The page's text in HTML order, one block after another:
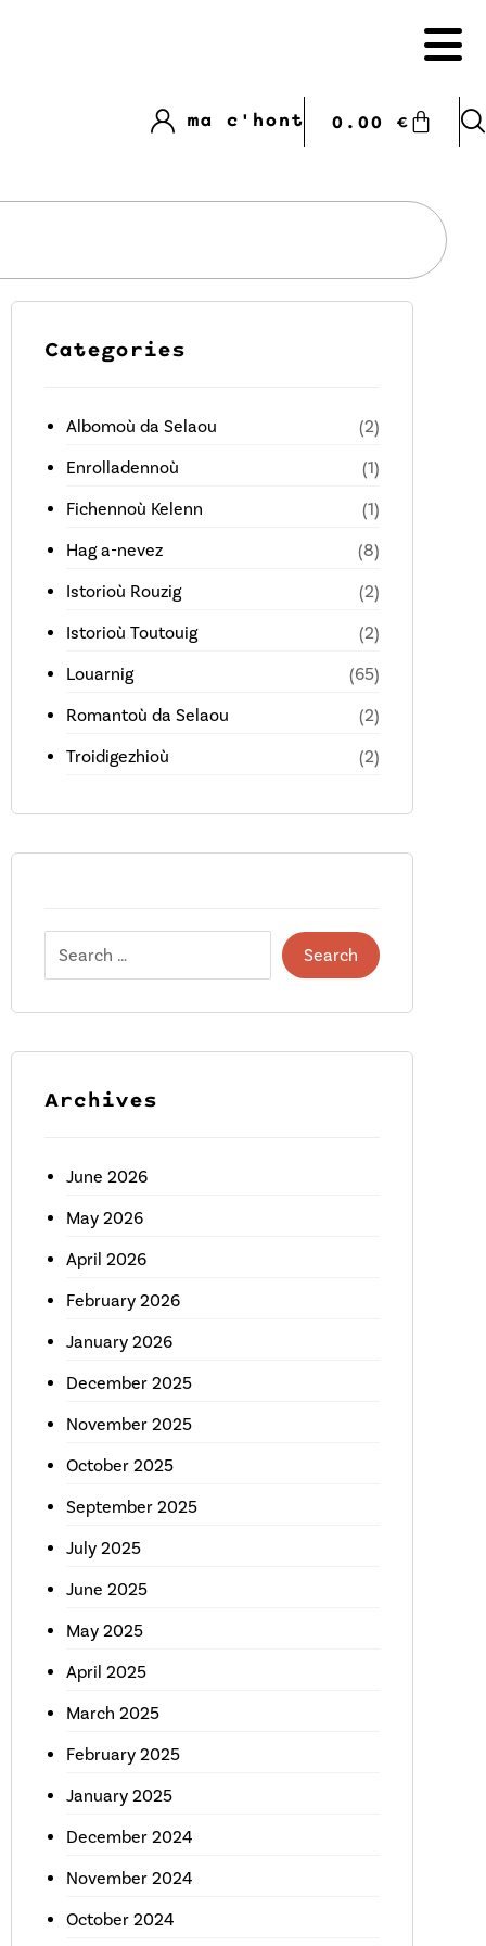
0.00 €
ma c'hont
Categories
Albomoù da Selaou
(2)
Enrolladennoù
(1)
Fichennoù Kelenn
(1)
Hag a-nevez
(8)
Istorioù Rouzig
(2)
Istorioù Toutouig
(2)
Louarnig
(65)
Romantoù da Selaou
(2)
Troidigezhioù
(2)
Archives
June 2026
May 2026
April 2026
February 2026
January 2026
December 2025
November 2025
October 2025
September 2025
July 2025
June 2025
May 2025
April 2025
March 2025
February 2025
January 2025
December 2024
November 2024
October 2024